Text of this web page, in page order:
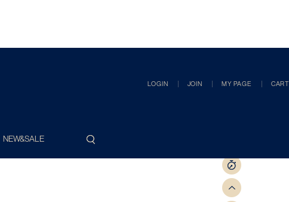
LOGIN JOIN MY PAGE CART
NEW&SALE